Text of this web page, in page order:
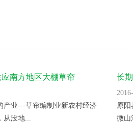
南方地区大棚草帘
产业---草帘编制业新农村经济
从没地...
长
原阳
微山